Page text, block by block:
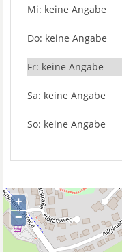
Mi: keine Angabe
Do: keine Angabe
Fr: keine Angabe
Sa: keine Angabe
So: keine Angabe